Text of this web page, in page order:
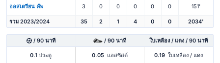
ออสเตรียน คัพ 3 0 0 0 0 0 151'
รวม 2023/2024 35 2 1 4 0 0 2034'
/ 90 นาที / 90 นาที ใบเหลือง / แดง / 90 นาที
0.1 ประตู 0.05 แอสซิสต์ 0.19 ใบเหลือง / แดง